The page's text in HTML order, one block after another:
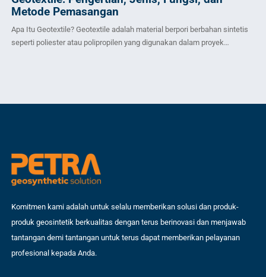
Metode Pemasangan
Apa Itu Geotextile? Geotextile adalah material berpori berbahan sintetis
seperti poliester atau polipropilen yang digunakan dalam proyek
Komitmen kami adalah untuk selalu memberikan solusi dan produk-
produk geosintetik berkualitas dengan terus berinovasi dan menjawab
tantangan demi tantangan untuk terus dapat memberikan pelayanan
profesional kepada Anda.